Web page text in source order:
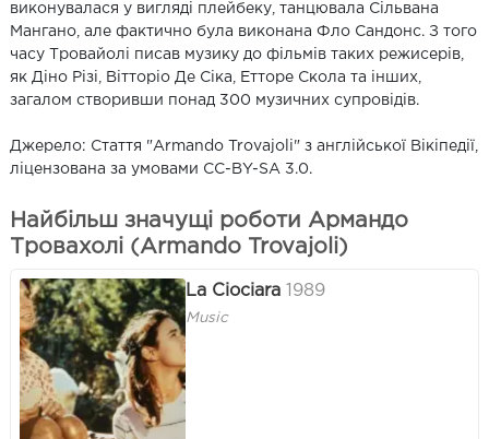
виконувалася у вигляді плейбеку, танцювала Сільвана
Мангано, але фактично була виконана Фло Сандонс. З того
часу Тровайолі писав музику до фільмів таких режисерів,
як Діно Різі, Вітторіо Де Сіка, Етторе Скола та інших,
загалом створивши понад 300 музичних супровідів.
Джерело: Стаття "Armando Trovajoli" з англійської Вікіпедії,
ліцензована за умовами CC-BY-SA 3.0.
Найбільш значущі роботи Армандо
Тровахолі (Armando Trovajoli)
La Ciociara 1989
Music